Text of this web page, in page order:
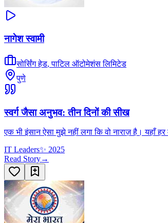
नागेश स्वामी
सोर्सिंग हेड,पाटिल ऑटोमेशंस लिमिटेड
पुणे
स्वर्ग जैसा अनुभव: तीन दिनों की सीख
एक भी इंसान ऐसा मुझे नहीं लगा कि वो नाराज़ है। यहाँ
IT Leaders✨ 2025
Read Story→